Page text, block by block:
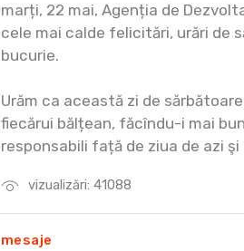
vizualizări: 41088
marți, 22 mai, Agenția de
cele mai calde felicitări, urări de
bucurie.
Urăm ca această zi de
fiecărui bălțean, făcîndu-i mai
responsabili față de ziua de azi
mesaje